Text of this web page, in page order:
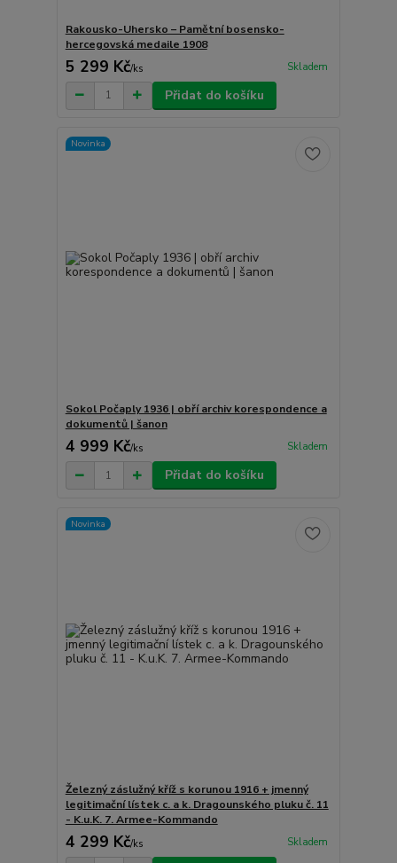
Rakousko-Uhersko – Pamětní bosensko-
hercegovská medaile 1908
5 299 Kč/ks Skladem
Přidat do košíku
Novinka
Sokol Počaply 1936 | obří archiv korespondence a
dokumentů | šanon
4 999 Kč/ks Skladem
Přidat do košíku
Novinka
Železný záslužný kříž s korunou 1916 + jmenný
legitimační lístek c. a k. Dragounského pluku č. 11
- K.u.K. 7. Armee-Kommando
4 299 Kč/ks Skladem